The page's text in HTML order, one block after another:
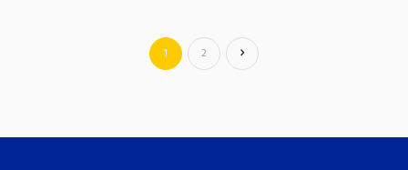
1 2